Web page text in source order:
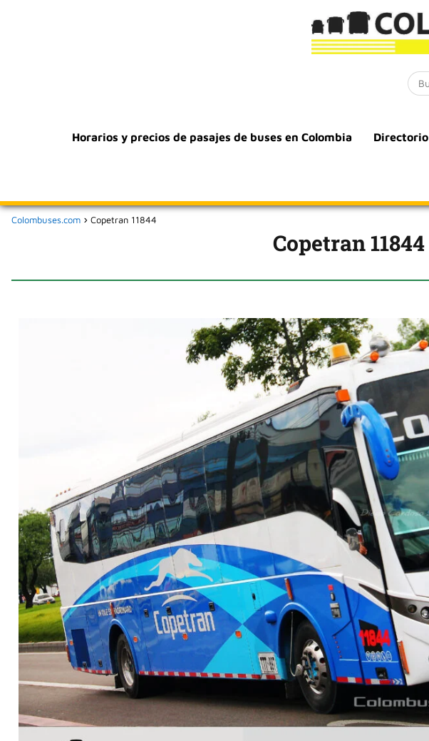
Horarios y precios de pasajes de buses en Colombia Directorio
Colombuses.com Copetran 11844
Copetran 11844